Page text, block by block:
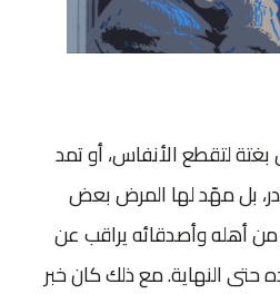
لتقطع الأنفاس، أو تمد
بل مهّد لها المرض بعض
أهله وأصدقائه يراقب عن
النهاية. مع ذلك كان خبر